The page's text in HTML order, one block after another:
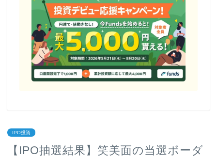
IPO投資
【IPO抽選結果】笑美面の当選ボーダ